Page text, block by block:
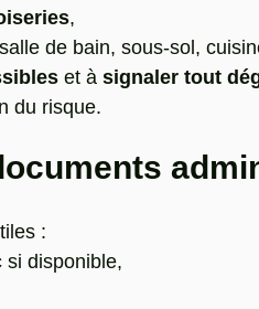
,
de bain, sous-sol,
et à signaler tout
du risque.
:
si disponible,